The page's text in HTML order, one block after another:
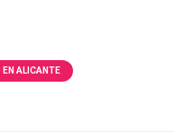
ALICANTE